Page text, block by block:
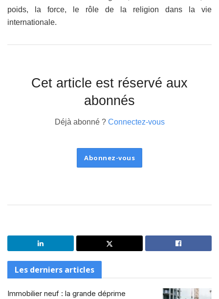
poids, la force, le rôle de la religion dans la vie
internationale.
Cet article est réservé aux
abonnés
Déjà abonné ? Connectez-vous
Abonnez-vous
Les derniers articles
Immobilier neuf : la grande déprime